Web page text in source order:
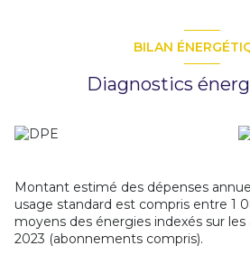
100 EUROS Idéal pour investisseur :
forte demande locative sur le
pour obtenir les informations
visite. Honoraires charge vendeur.
Les informations sur les risques
BILAN
Diagnostics
Montant estimé des dépenses
usage standard est compris entre 1
moyens des énergies indexés sur les
2023 (abonnements compris).